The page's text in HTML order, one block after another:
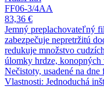
FF06-3/4AA
83,36 €
Jemný preplachovateľný
zabezpečuje nepretržitú
redukuje množstvo
úlomky hrdze, konopných
Nečistoty, usadené na
Vlastnosti: Jednoduchá